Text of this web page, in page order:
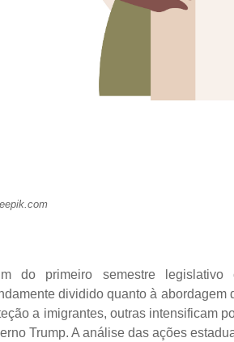
do primeiro semestre legislativo
dividido quanto à
a imigrantes, outras intensificam
Trump. A análise das ações